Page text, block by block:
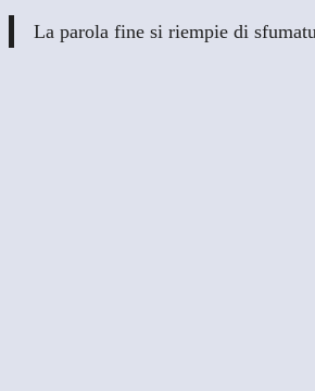
La parola fine si riempie di